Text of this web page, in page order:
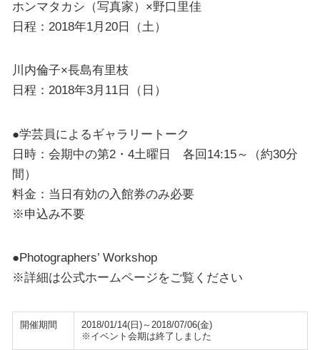
ホンマタカシ（写真家）×野口里佳
日程：2018年1月20日（土）
川内倫子×長島有里枝
日程：2018年3月11日（日）
●学芸員によるギャラリートーク
日時：会期中の第2・4土曜日 各回14:15～（約30分
間）
料金：当日有効の入館券のみ必要
※申込み不要
●Photographers’ Workshop
※詳細は公式ホームページをご覧ください
開催期間
2018/01/14(日)～2018/07/06(金)
※イベント会期は終了しました